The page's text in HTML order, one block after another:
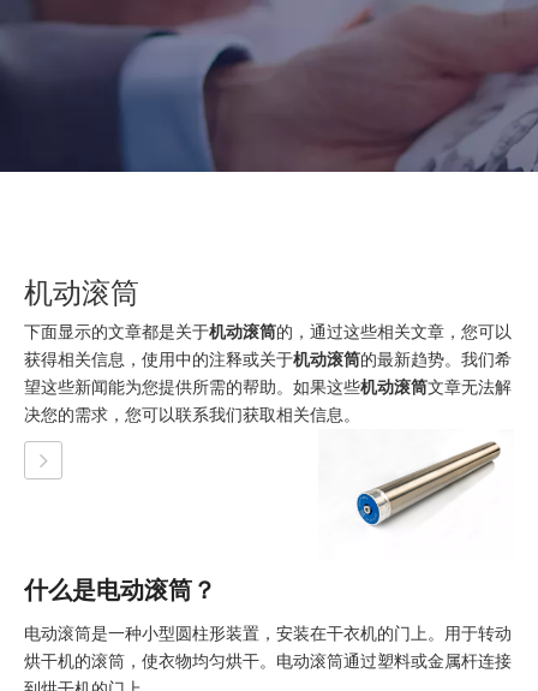
机动滚筒
下面显示的文章都是关于机动滚筒的，通过这些相关文章，您可以
获得相关信息，使用中的注释或关于机动滚筒的最新趋势。我们希
望这些新闻能为您提供所需的帮助。如果这些机动滚筒文章无法解
决您的需求，您可以联系我们获取相关信息。
什么是电动滚筒？
电动滚筒是一种小型圆柱形装置，安装在干衣机的门上。用于转动
烘干机的滚筒，使衣物均匀烘干。电动滚筒通过塑料或金属杆连接